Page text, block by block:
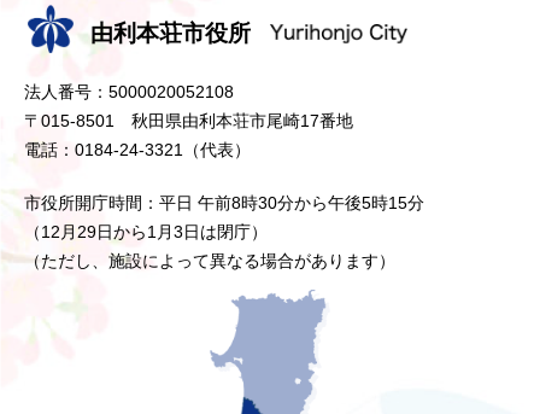
由利本荘市役所
法人番号：5000020052108
〒015-8501 秋田県由利本荘市尾崎17番地
電話：0184-24-3321（代表）
市役所開庁時間：平日 午前8時30分から午後5時15分
（12月29日から1月3日は閉庁）
（ただし、施設によって異なる場合があります）